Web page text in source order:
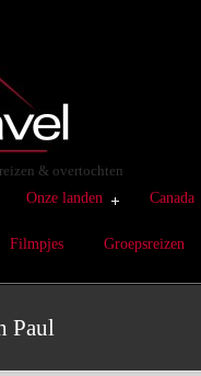
& overtochten
Onze landen Canada
Filmpjes Groepsreizen
Paul